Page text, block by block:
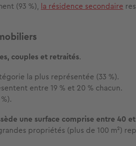
(93 %), la résidence secondaire
couples et retraités.
la plus représentée (33 %).
entre 19 % et 20 % chacun.
une surface comprise entre 40 et
propriétés (plus de 100 m²)